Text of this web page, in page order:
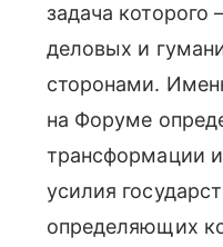
задача
деловых и
сторонами.
на Форуме
трансформации
усилия
определяющих